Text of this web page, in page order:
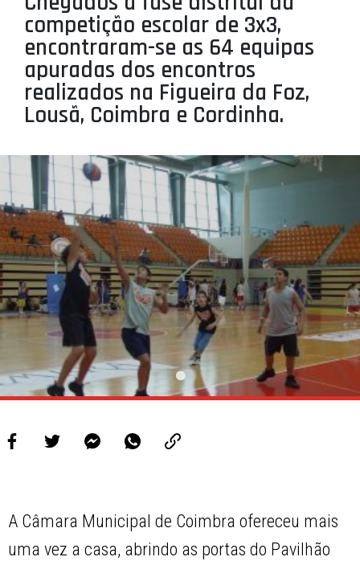
LIGA BETCLIC MASCULINA
LIGA BETCLIC FEMININA
competição escolar de 3x3,
encontraram-se as 64 equipas
apuradas dos encontros
realizados na Figueira da Foz,
Lousã, Coimbra e Cordinha.
A Câmara Municipal de Coimbra ofereceu mais
uma vez a casa, abrindo as portas do Pavilhão